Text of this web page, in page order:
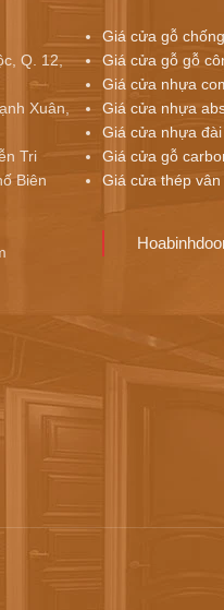
Q. 12,
Xuân,
Tri
Biên
Giá cửa gỗ
Giá cửa gỗ gỗ
Giá cửa nhựa
Giá cửa nhựa
Giá cửa nhựa đài
Giá cửa gỗ
Giá cửa thép vân